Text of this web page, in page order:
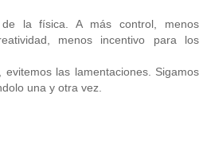
la física. A más control, menos
menos incentivo para los
evitemos las lamentaciones. Sigamos
una y otra vez.